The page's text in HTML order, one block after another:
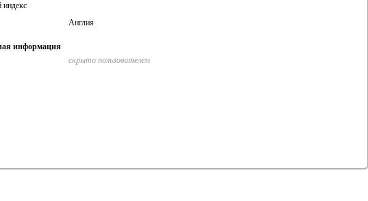
Англия
информация
скрыто пользователем